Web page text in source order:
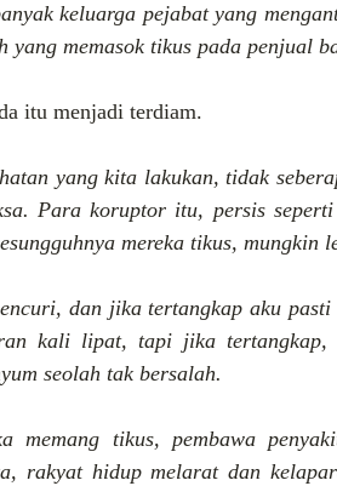
keluarga pejabat yang
yang memasok tikus pada penjual
itu menjadi terdiam.
yang kita lakukan, tidak
Para koruptor itu, persis
mereka tikus,
dan jika tertangkap aku
kali lipat, tapi jika tertangkap,
seolah tak bersalah.
memang tikus, pembawa
rakyat hidup melarat dan